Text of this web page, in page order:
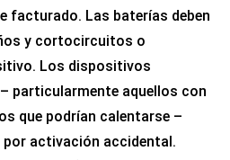
facturado. Las baterías deben
y cortocircuitos o
Los dispositivos
particularmente aquellos con
que podrían calentarse –
activación accidental.